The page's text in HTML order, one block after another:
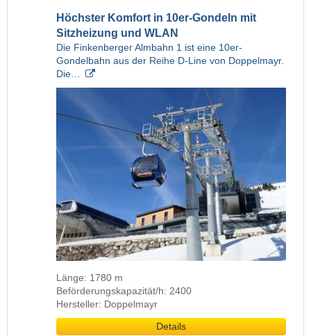
Höchster Komfort in 10er-Gondeln mit
Sitzheizung und WLAN
Die Finkenberger Almbahn 1 ist eine 10er-
Gondelbahn aus der Reihe D-Line von Doppelmayr.
Die…
Länge: 1780 m
Beförderungskapazität/h: 2400
Hersteller: Doppelmayr
Details